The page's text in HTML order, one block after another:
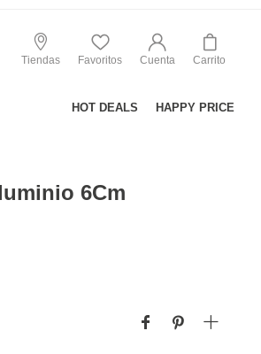
Tiendas Favoritos Cuenta Carrito
HOT DEALS HAPPY PRICE
6Cm